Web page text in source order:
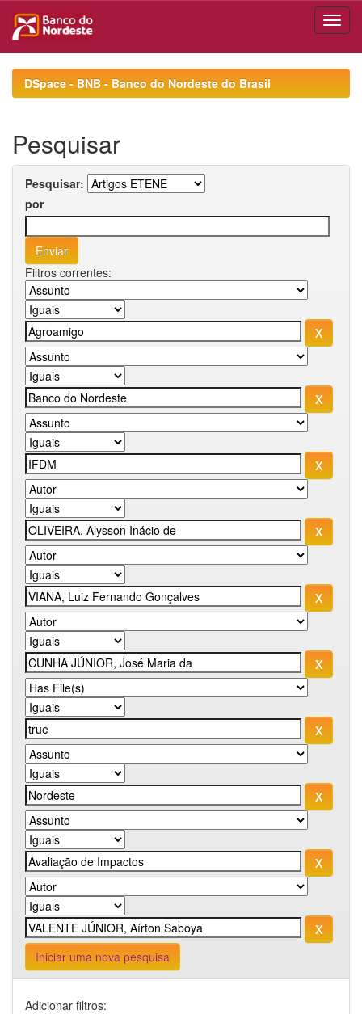
navigationDSpace - BNB - Banco do Nordeste do Brasil
Pesquisar
Pesquisar:
por
Filtros correntes:
Iniciar uma nova pesquisa
Adicionar filtros: